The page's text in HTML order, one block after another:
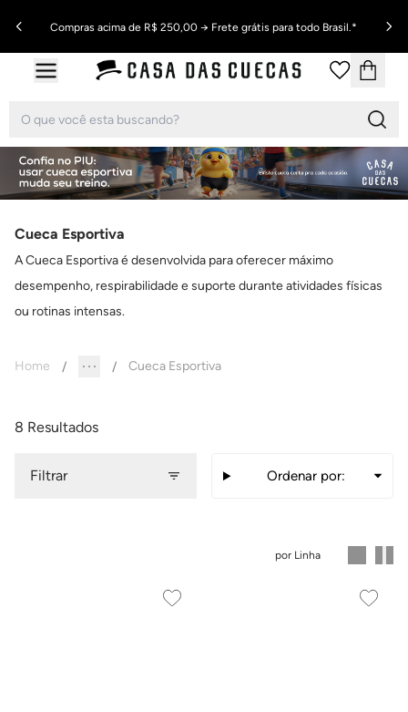
Compras acima de R$ 250,00 → Frete grátis para todo Brasil.*
Cueca Esportiva
A Cueca Esportiva é desenvolvida para oferecer máximo
desempenho, respirabilidade e suporte durante atividades físicas
ou rotinas intensas.
Home Cueca Esportiva
8 Resultados
Filtrar Ordenar por:
por Linha